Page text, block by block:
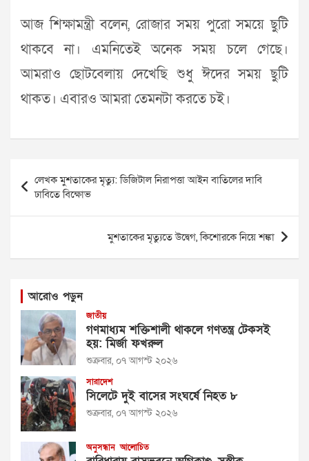
আজ শিক্ষামন্ত্রী বলেন, রোজার সময় পুরো সময়ে ছুটি
থাকবে না। এমনিতেই অনেক সময় চলে গেছে।
আমরাও ছোটবেলায় দেখেছি শুধু ঈদের সময় ছুটি
থাকত। এবারও আমরা তেমনটা করতে চই।
navigation
লেখক মুশতাকের মৃত্যু: ডিজিটাল নিরাপত্তা আইন বাতিলের দাবি
ঢাবিতে বিক্ষোভ
মুশতাকের মৃত্যুতে উদ্বেগ, কিশোরকে নিয়ে শঙ্কা
আরোও পড়ুন
জাতীয়
গণমাধ্যম শক্তিশালী থাকলে গণতন্ত্র টেকসই
হয়: মির্জা ফখরুল
শুক্রবার, ০৭ আগস্ট ২০২৬
সারাদেশ
সিলেটে দুই বাসের সংঘর্ষে নিহত ৮
শুক্রবার, ০৭ আগস্ট ২০২৬
অনুসন্ধান আলোচিত